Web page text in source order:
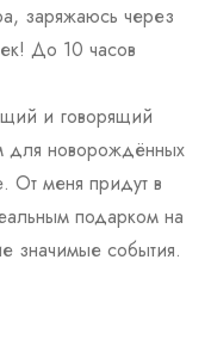
заряжаюсь через
До 10 часов
и говорящий
для новорождённых
От меня придут в
подарком на
значимые события.